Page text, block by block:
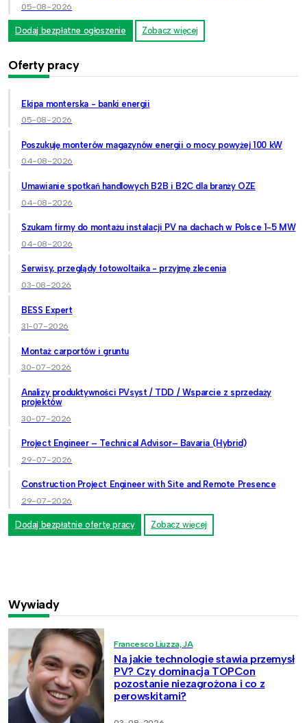
05-08-2026
Dodaj bezpłatne ogłoszenie Zobacz więcej
Oferty pracy
Ekipa monterska - banki energii
05-08-2026
Poszukuję monterów magazynów energii o mocy powyżej 100 kW
04-08-2026
Umawianie spotkań handlowych B2B i B2C dla branży OZE
04-08-2026
Szukam firmy do montażu instalacji PV na dachach w Polsce 1-5 MW
04-08-2026
Serwisy, przeglądy fotowoltaika - przyjmę zlecenia
03-08-2026
BESS Expert
31-07-2026
Montaż carportów i gruntu
30-07-2026
Analizy produktywności PVsyst / TDD / Wsparcie z sprzedaży
projektów
30-07-2026
Project Engineer – Technical Advisor– Bavaria (Hybrid)
29-07-2026
Construction Project Engineer with Site and Remote Presence
29-07-2026
Dodaj bezpłatnie ofertę pracy Zobacz więcej
Wywiady
Francesco Liuzza, JA
Na jakie technologie stawia przemysł
PV? Czy dominacja TOPCon
pozostanie niezagrożona i co z
perowskitami?